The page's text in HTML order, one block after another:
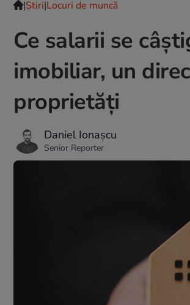
|Ştiri|Locuri de muncă
Ce salarii se
imobiliar, un
proprietăți
Daniel Ionașcu
Senior Reporter